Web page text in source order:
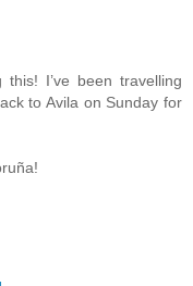
I’ve been travelling
to Avila on Sunday for